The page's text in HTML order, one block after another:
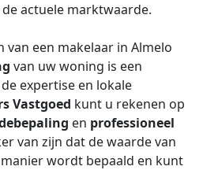
actuele marktwaarde.
van een makelaar in Almelo
van uw woning is een
expertise en lokale
Vastgoed kunt u rekenen op
en professioneel
van zijn dat de waarde van
wordt bepaald en kunt